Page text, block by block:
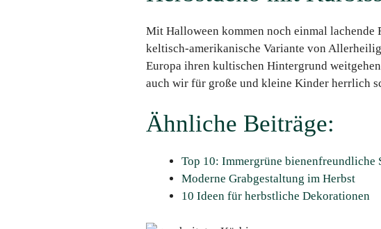
Mit Halloween kommen noch einmal lachende
keltisch-amerikanische Variante von
Europa ihren kultischen Hintergrund
auch wir für große und kleine Kinder herrlich
Ähnliche Beiträge:
Top 10: Immergrüne bienenfreundliche
Moderne Grabgestaltung im Herbst
10 Ideen für herbstliche Dekorationen